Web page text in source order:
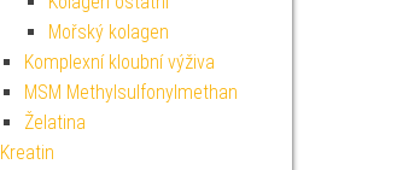
Mořský kolagen
Komplexní kloubní výživa
MSM Methylsulfonylmethan
Želatina
Kreatin